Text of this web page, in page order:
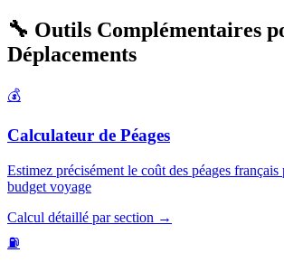
🔧 Outils Complémentaires
Déplacements
💰
Calculateur de Péages
Estimez précisément le coût des péages
budget voyage
Calcul détaillé par section →
⛽